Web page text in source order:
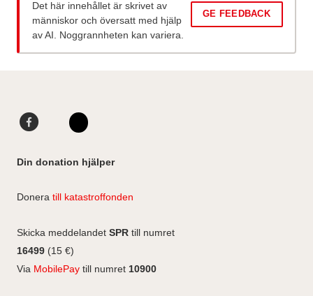
Det här innehållet är skrivet av
människor och översatt med hjälp
av AI. Noggrannheten kan variera.
GE FEEDBACK
c
b
o
k
n
t
g
r
a
n
e
I
Din donation hjälper
Donera till katastroffonden
Skicka meddelandet SPR till numret
16499 (15 €)
Via MobilePay till numret 10900